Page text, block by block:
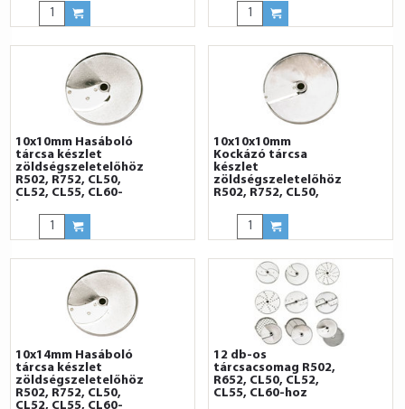
10x10mm Hasáboló
tárcsa készlet
zöldségszeletelőhöz
R502, R752, CL50,
CL52, CL55, CL60-
hoz
10x10x10mm
Kockázó tárcsa
készlet
zöldségszeletelőhöz
R502, R752, CL50,
10x14mm Hasáboló
tárcsa készlet
zöldségszeletelőhöz
R502, R752, CL50,
CL52, CL55, CL60-
12 db-os
tárcsacsomag R502,
R652, CL50, CL52,
CL55, CL60-hoz